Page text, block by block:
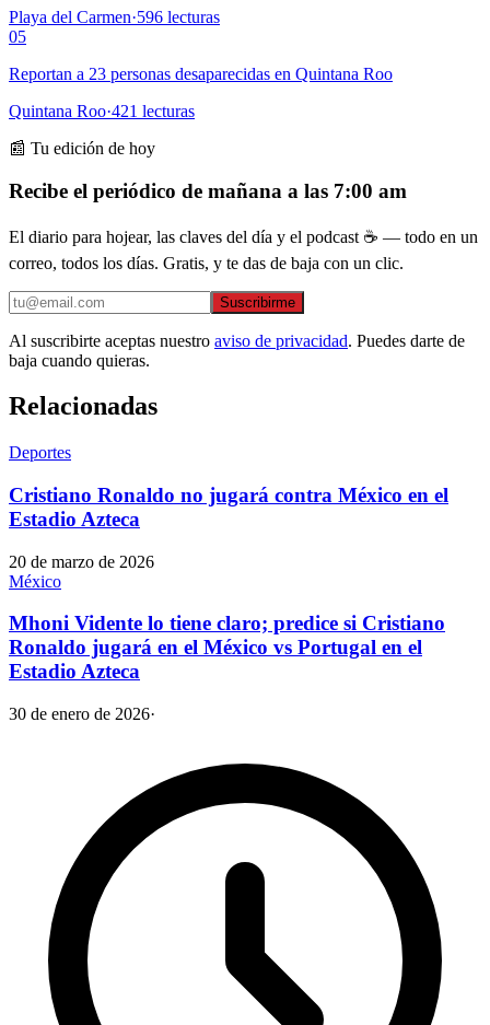
Playa del Carmen·596 lecturas
05
Reportan a 23 personas desaparecidas en Quintana Roo
Quintana Roo·421 lecturas
📰 Tu edición de hoy
Recibe el periódico de mañana a las 7:00 am
El diario para hojear, las claves del día y el podcast ☕ — todo en un
correo, todos los días. Gratis, y te das de baja con un clic.
Suscribirme
Al suscribirte aceptas nuestro aviso de privacidad. Puedes darte de
baja cuando quieras.
Relacionadas
Deportes
Cristiano Ronaldo no jugará contra México en el
Estadio Azteca
20 de marzo de 2026
México
Mhoni Vidente lo tiene claro; predice si Cristiano
Ronaldo jugará en el México vs Portugal en el
Estadio Azteca
30 de enero de 2026·